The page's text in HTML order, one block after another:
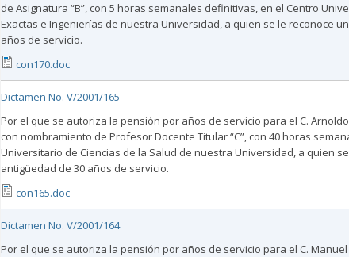
de Asignatura “B”, con 5 horas semanales definitivas, en el Centro
Exactas e Ingenierías de nuestra Universidad, a quien se le reconoce
años de servicio.
con170.doc
Dictamen No. V/2001/165
Por el que se autoriza la pensión por años de servicio para el C.
con nombramiento de Profesor Docente Titular “C”, con 40 horas
Universitario de Ciencias de la Salud de nuestra Universidad, a quien
antigüedad de 30 años de servicio.
con165.doc
Dictamen No. V/2001/164
Por el que se autoriza la pensión por años de servicio para el C.